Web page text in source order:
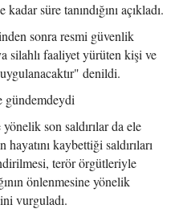
süre tanındığını açıkladı.
sonra resmi güvenlik
silahlı faaliyet yürüten kişi ve
denildi.
gündemdeydi
son saldırılar da ele
kaybettiği saldırıları
terör örgütleriyle
önlenmesine yönelik
vurguladı.